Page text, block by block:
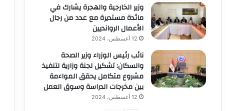
وزير الخارجية والهجرة يشارك في
مائدة مستديرة مع عدد من رجال
الأعمال الروانديين
12 أغسطس، 2024
نائب رئيس الوزراء وزير الصحة
والسكان: تشكيل لجنة وزارية لتنفيذ
مشروع متكامل يحقق المواءمة
بين مخرجات الدراسة وسوق العمل
12 أغسطس، 2024